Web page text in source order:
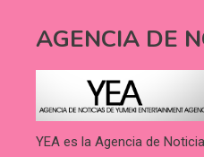
AGENCIA DE
YEA es la Agencia de